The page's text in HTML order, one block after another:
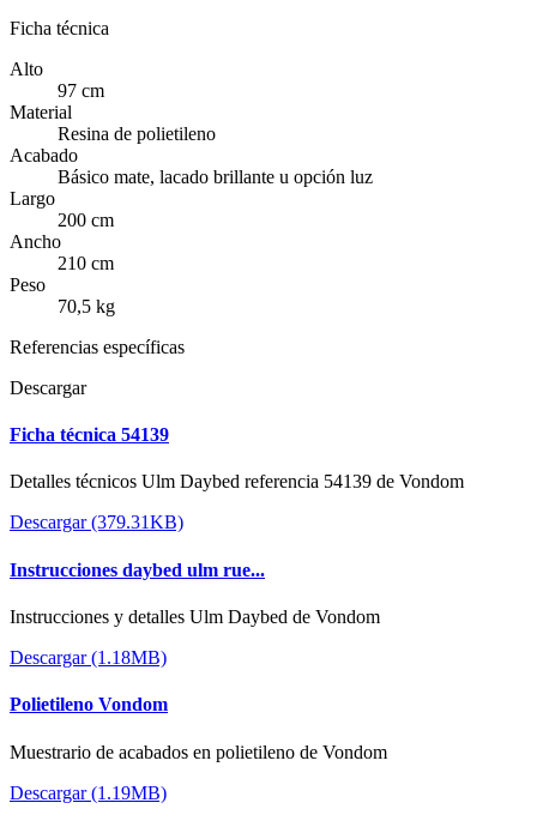
Ficha técnica
Alto
97 cm
Material
Resina de polietileno
Acabado
Básico mate, lacado brillante u opción luz
Largo
200 cm
Ancho
210 cm
Peso
70,5 kg
Referencias específicas
Descargar
Ficha técnica 54139
Detalles técnicos Ulm Daybed referencia 54139 de Vondom
Descargar (379.31KB)
Instrucciones daybed ulm rue...
Instrucciones y detalles Ulm Daybed de Vondom
Descargar (1.18MB)
Polietileno Vondom
Muestrario de acabados en polietileno de Vondom
Descargar (1.19MB)